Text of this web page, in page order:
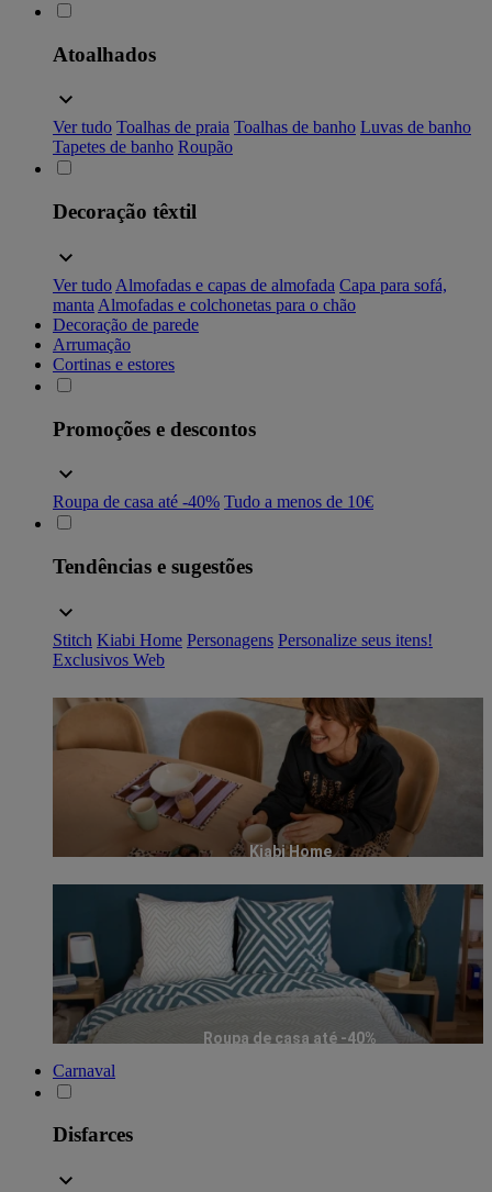
Atoalhados
Ver tudo Toalhas de praia Toalhas de banho Luvas de banho
Tapetes de banho Roupão
Decoração têxtil
Ver tudo Almofadas e capas de almofada Capa para sofá,
manta Almofadas e colchonetas para o chão
Decoração de parede
Arrumação
Cortinas e estores
Promoções e descontos
Roupa de casa até -40% Tudo a menos de 10€
Tendências e sugestões
Stitch Kiabi Home Personagens Personalize seus itens!
Exclusivos Web
Kiabi Home
Roupa de casa até -40%
Carnaval
Disfarces